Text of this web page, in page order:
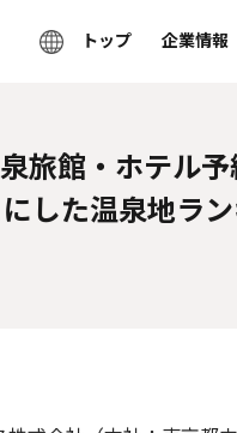
トップ 企業情報
旅館・ホテル
した温泉地ラ